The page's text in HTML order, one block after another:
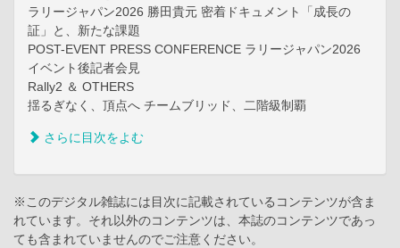
ラリージャパン2026 勝田貴元 密着ドキュメント「成長の
証」と、新たな課題
POST-EVENT PRESS CONFERENCE ラリージャパン2026
イベント後記者会見
Rally2 ＆ OTHERS
揺るぎなく、頂点へ チームブリッド、二階級制覇
さらに目次をよむ
※このデジタル雑誌には目次に記載されているコンテンツが含ま
れています。それ以外のコンテンツは、本誌のコンテンツであっ
ても含まれていませんのでご注意ください。